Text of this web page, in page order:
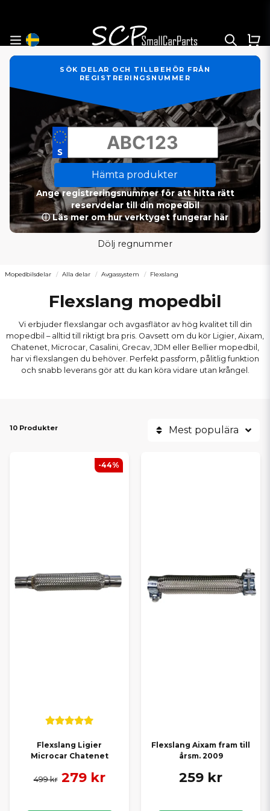
SÖK DELAR OCH TILLBEHÖR FRÅN
REGISTRERINGSNUMMER
Hämta produkter
Ange registreringsnummer för att hitta rätt
reservdelar till din mopedbil
ⓘ Läs mer om hur verktyget fungerar här
Dölj regnummer
Mopedbilsdelar Alla delar Avgassystem Flexslang
Flexslang mopedbil
Vi erbjuder flexslangar och avgasflätor av hög kvalitet till din
mopedbil – alltid till riktigt bra pris. Oavsett om du kör Ligier, Aixam,
Chatenet, Microcar, Casalini, Grecav, JDM eller Bellier mopedbil,
har vi flexslangen du behöver. Perfekt passform, pålitlig funktion
och snabb leverans gör att du kan köra vidare utan krångel.
10 Produkter Mest populära
Flexslang Ligier
Microcar Chatenet
499 kr 279 kr
-44%
Flexslang Aixam fram till
årsm. 2009
259 kr